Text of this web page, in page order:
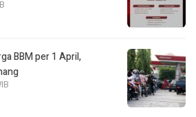
BBM per 1 April,